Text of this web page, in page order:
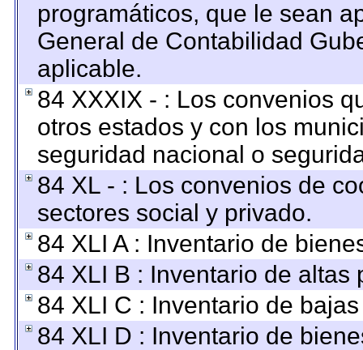
programáticos, que le sean
General de Contabilidad
aplicable.
84 XXXIX - : Los convenios
otros estados y con los
seguridad nacional o
84 XL - : Los convenios de
sectores social y privado.
84 XLI A : Inventario de
84 XLI B : Inventario de
84 XLI C : Inventario de
84 XLI D : Inventario de